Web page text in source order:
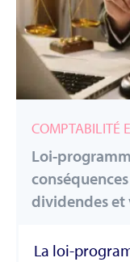
COMPTABILITÉ
Loi-
dividendes et
La loi-